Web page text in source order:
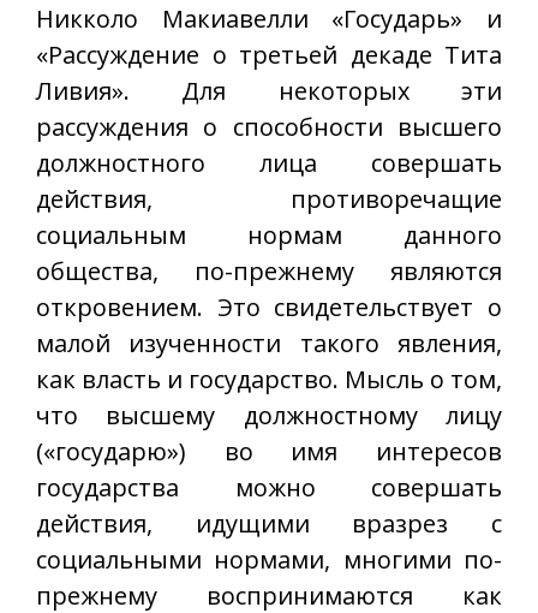
Никколо Макиавелли «Государь» и
«Рассуждение о третьей декаде Тита
Ливия». Для некоторых эти
рассуждения о способности высшего
должностного лица совершать
действия, противоречащие
социальным нормам данного
общества, по-прежнему являются
откровением. Это свидетельствует о
малой изученности такого явления,
как власть и государство. Мысль о том,
что высшему должностному лицу
(«государю») во имя интересов
государства можно совершать
действия, идущими вразрез с
социальными нормами, многими по-
прежнему воспринимаются как